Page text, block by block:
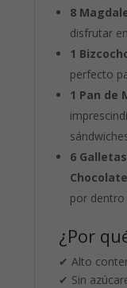
8
disfrutar
1
perfecto
1 Pan de
6
Chocolate
por dentro
¿Por
✔ Alto
✔ Sin